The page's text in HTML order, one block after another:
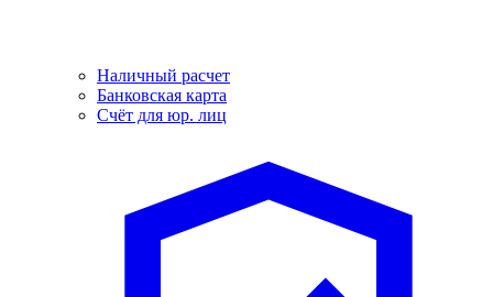
Наличный расчет
Банковская карта
Счёт для юр. лиц